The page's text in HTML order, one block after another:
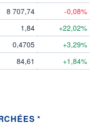
8 707,74 -0,08%
1,84 +22,02%
0,4705 +3,29%
84,61 +1,84%
*